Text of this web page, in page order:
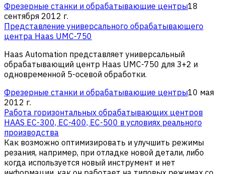
Фрезерные станки и обрабатывающие центры18
сентября 2012 г.
Представление универсального обрабатывающего
центра Haas UMC-750
Haas Automation представляет универсальный
обрабатывающий центр Haas UMC-750 для 3+2 и
одновременной 5-осевой обработки.
Фрезерные станки и обрабатывающие центры10 мая
2012 г.
Работа горизонтальных обрабатывающих центров
HAAS EC-300, EC-400, EC-500 в условиях реального
производства
Как возможно оптимизировать и улучшить режимы
резания, например, при отладке новой детали, либо
когда используется новый инструмент и нет